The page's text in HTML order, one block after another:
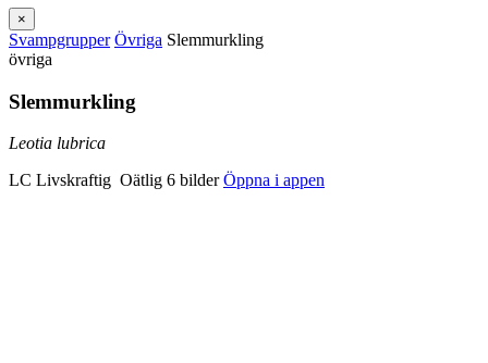
×
Svampgrupper Övriga Slemmurkling
övriga
Slemmurkling
Leotia lubrica
LC Livskraftig Oätlig 6 bilder Öppna i appen